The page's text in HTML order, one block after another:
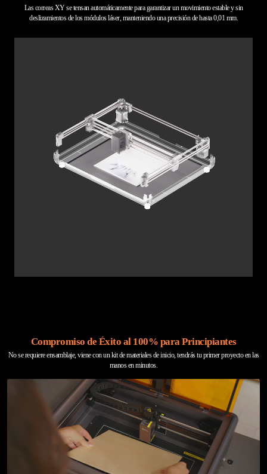
Las correas XY se tensan automáticamente para garantizar un movimiento estable y sin
deslizamientos de los módulos láser, manteniendo una precisión de hasta 0,01 mm.
Compromiso de Éxito al 100% para Principiantes
No se requiere ensamblaje, viene con un kit de materiales de inicio, tendrás tu primer proyecto en las
manos en minutos.